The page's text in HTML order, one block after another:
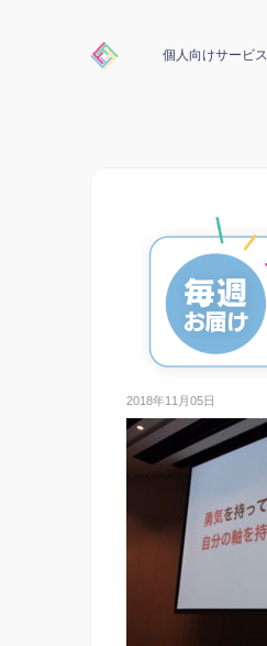
個人向けサービス
2018年11月05日